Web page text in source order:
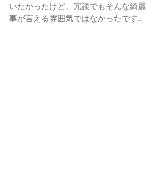
いたかったけど、冗談でもそんな綺麗
事が言える雰囲気ではなかったです..